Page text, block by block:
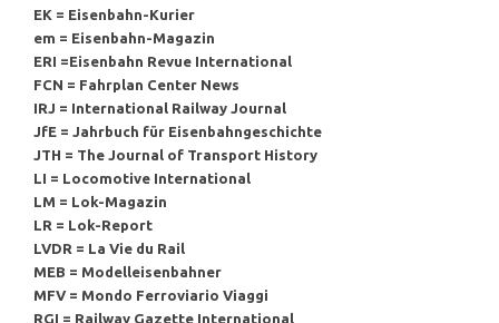
EK = Eisenbahn-Kurier
em = Eisenbahn-Magazin
ERI =Eisenbahn Revue International
FCN = Fahrplan Center News
IRJ = International Railway Journal
JfE = Jahrbuch für Eisenbahngeschichte
JTH = The Journal of Transport History
LI = Locomotive International
LM = Lok-Magazin
LR = Lok-Report
LVDR = La Vie du Rail
MEB = Modelleisenbahner
MFV = Mondo Ferroviario Viaggi
RGI = Railway Gazette International